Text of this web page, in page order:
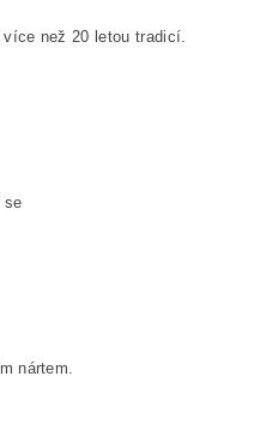
než 20 letou tradicí.
se
nártem.